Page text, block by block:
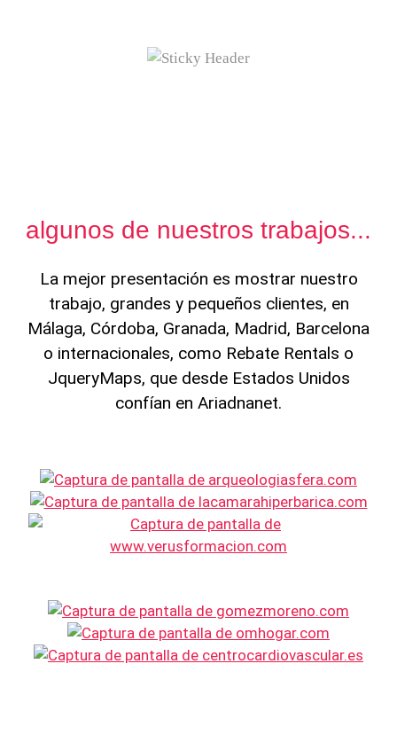
algunos de nuestros trabajos...
La mejor presentación es mostrar nuestro
trabajo, grandes y pequeños clientes, en
Málaga, Córdoba, Granada, Madrid, Barcelona
o internacionales, como Rebate Rentals o
JqueryMaps, que desde Estados Unidos
confían en Ariadnanet.